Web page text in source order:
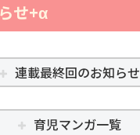
せ+α
連載最終回のお知らせ
育児マンガ一覧